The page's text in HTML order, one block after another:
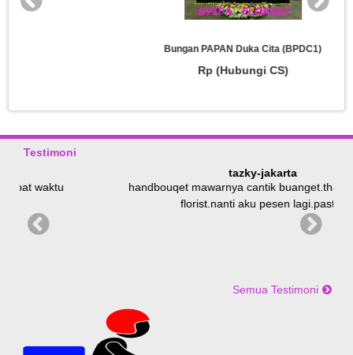
Bungan PAPAN Duka Cita (BPDC1)
Rp (Hubungi CS)
Testimoni
tazky-jakarta
handbouqet mawarnya cantik buanget.thanks ya syifa
florist.nanti aku pesen lagi.pastiiii
Semua Testimoni